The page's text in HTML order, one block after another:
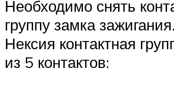
Необходимо снять
группу замка
Нексия контактная
из 5 контактов: